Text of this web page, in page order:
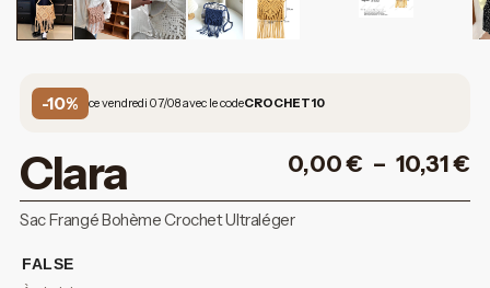
-10% ce vendredi 07/08 avec le codeCROCHET10
Clara 0,00€ – 10,31€
Sac Frangé Bohème Crochet Ultraléger
FALSE